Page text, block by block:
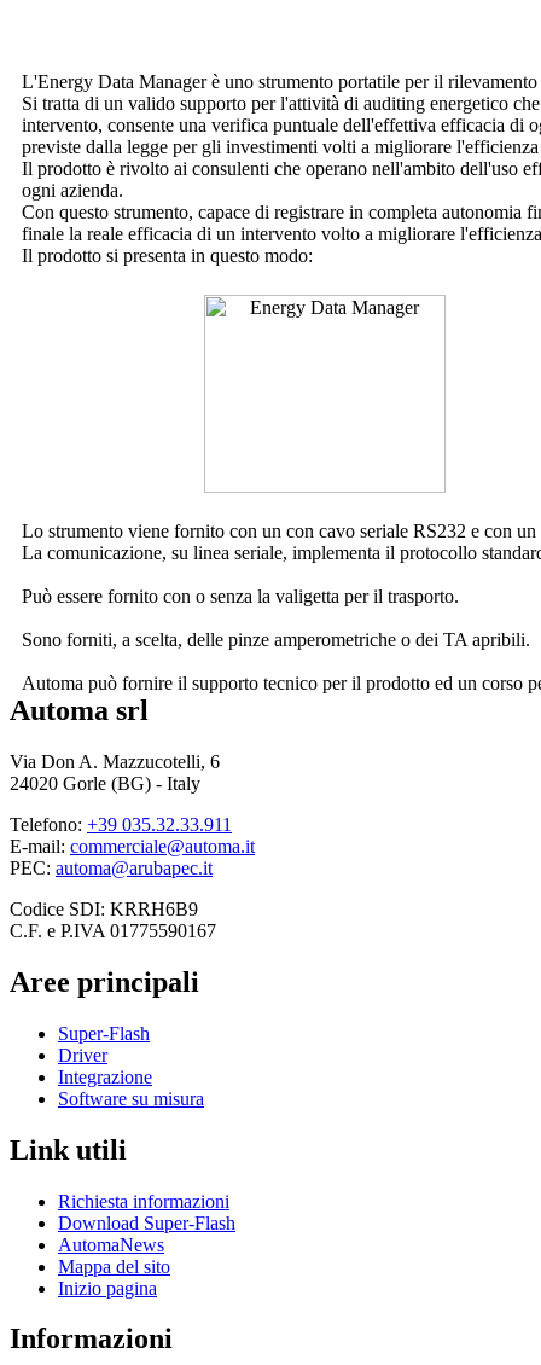
L'Energy Data Manager è uno strumento portatile per il
Si tratta di un valido supporto per l'attività di auditing energetico
intervento, consente una verifica puntuale dell'effettiva efficacia di
previste dalla legge per gli investimenti volti a migliorare
Il prodotto è rivolto ai consulenti che operano nell'ambito dell'uso
ogni azienda.
Con questo strumento, capace di registrare in completa
finale la reale efficacia di un intervento volto a migliorare
Il prodotto si presenta in questo modo:
Lo strumento viene fornito con un con cavo seriale RS232 e con
La comunicazione, su linea seriale, implementa il protocollo
Può essere fornito con o senza la valigetta per il trasporto.
Sono forniti, a scelta, delle pinze amperometriche o dei TA apribili.
Automa può fornire il supporto tecnico per il prodotto ed un corso
Automa srl
Via Don A. Mazzucotelli, 6
24020 Gorle (BG) - Italy
Telefono: +39 035.32.33.911
E-mail: commerciale@automa.it
PEC: automa@arubapec.it
Codice SDI: KRRH6B9
C.F. e P.IVA 01775590167
Aree principali
Super-Flash
Driver
Integrazione
Software su misura
Link utili
Richiesta informazioni
Download Super-Flash
AutomaNews
Mappa del sito
Inizio pagina
Informazioni